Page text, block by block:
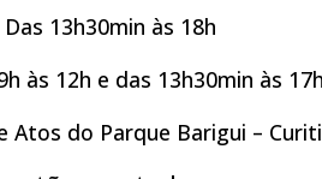
Das 13h30min às 18h
às 12h e das 13h30min às 17h
Atos do Parque Barigui –